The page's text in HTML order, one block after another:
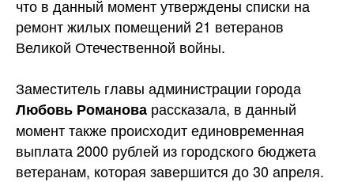
что в данный момент утверждены списки на
ремонт жилых помещений 21 ветеранов
Великой Отечественной войны.
Заместитель главы администрации города
Любовь Романова рассказала, в данный
момент также происходит единовременная
выплата 2000 рублей из городского бюджета
ветеранам, которая завершится до 30 апреля.